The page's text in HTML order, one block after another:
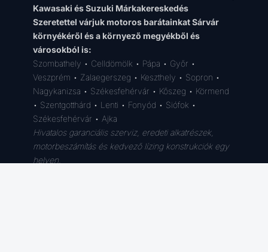
Kawasaki és Suzuki Márkakereskedés
Szeretettel várjuk motoros barátainkat Sárvár
környékéről és a környező megyékből és
városokból is:
Szombathely • Celldömölk • Pápa • Győr •
Veszprém • Zalaegerszeg • Keszthely • Sopron •
Nagykanizsa • Székesfehérvár • Kőszeg • Körmend
• Szentgotthárd • Lenti • Fonyód • Siófok •
Székesfehérvár • Ajka
Hivatalos garanciális szerviz, eredeti alkatrészek,
motorbeszámítás és kedvező lízing konstrukciók egy
helyen.